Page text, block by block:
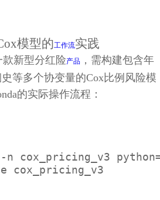
模型的工作流实践
新型分红险产品 ，需构建包含年
等多个协变量的Cox比例风险模
的实际操作流程：
n cox_pricing_v3
cox_pricing_v3